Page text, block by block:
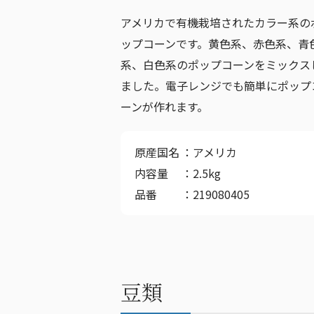
アメリカで有機栽培されたカラー系の
ップコーンです。黄色系、赤色系、青
系、白色系のポップコーンをミックス
ました。電子レンジでも簡単にポップ
ーンが作れます。
原産国名
アメリカ
内容量
2.5kg
品番
219080405
豆類